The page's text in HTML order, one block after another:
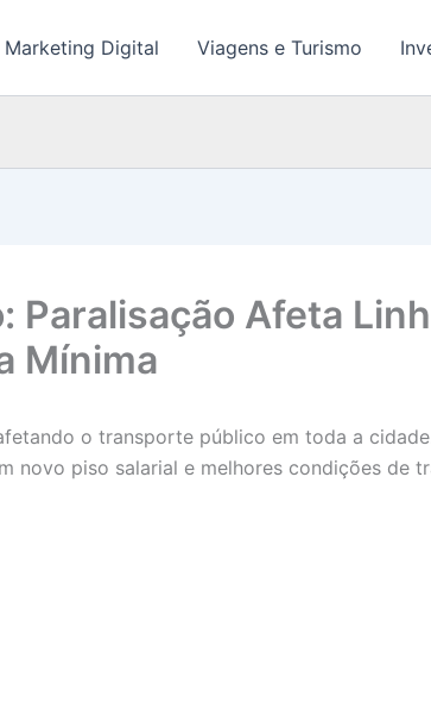
Marketing Digital Viagens e Turismo
Paralisação Afeta
Mínima
o transporte público em toda a
novo piso salarial e melhores condições de